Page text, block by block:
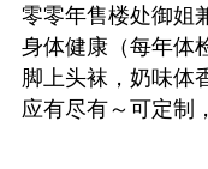
零零年售楼处御姐
身体健康（每年体
脚上头袜，奶味体
应有尽有～可定制